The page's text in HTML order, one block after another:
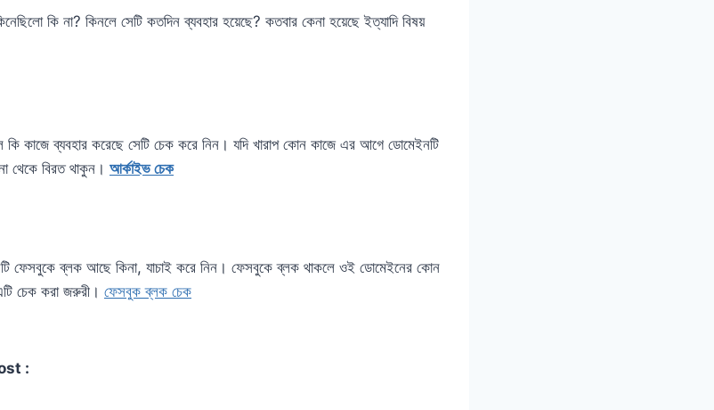
কি না? কিনলে সেটি কতদিন ব্যবহার হয়েছে? কতবার কেনা হয়েছে ইত্যাদি বিষয়
কি কাজে ব্যবহার করেছে সেটি চেক করে নিন। যদি খারাপ কোন কাজে এর আগে ডোমেইনটি
থেকে বিরত থাকুন। আর্কাইভ চেক
ফেসবুকে ব্লক আছে কিনা, যাচাই করে নিন। ফেসবুকে ব্লক থাকলে ওই ডোমেইনের কোন
চেক করা জরুরী। ফেসবুক ব্লক চেক
: